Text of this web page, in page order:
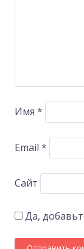
Имя *
Email *
Сайт
Да,